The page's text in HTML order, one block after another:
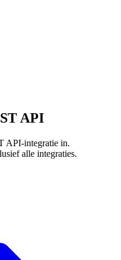
API
API-integratie in.
alle integraties.